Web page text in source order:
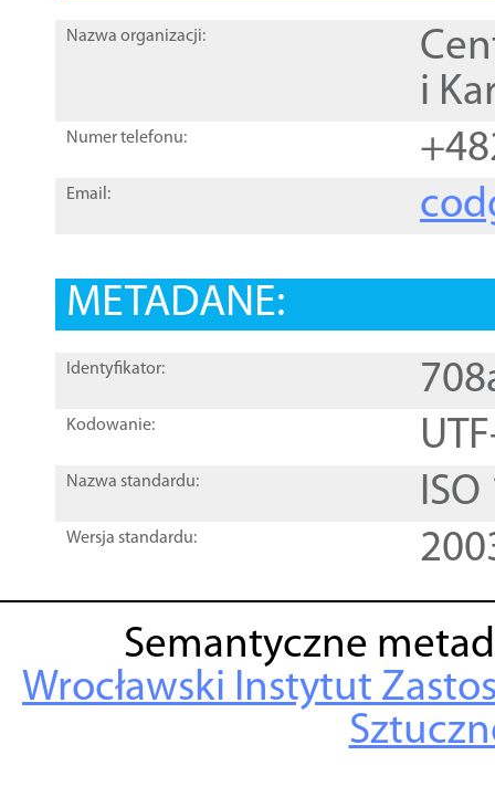
Nazwa organizacji:
i
Numer telefonu:
Email:
METADANE:
Identyfikator:
Kodowanie:
Nazwa standardu:
Wersja standardu:
Semantyczne
Wrocławski Instytut